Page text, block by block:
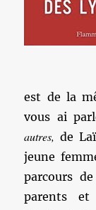
est de la
vous ai
autres, de
jeune
parcours
parents et